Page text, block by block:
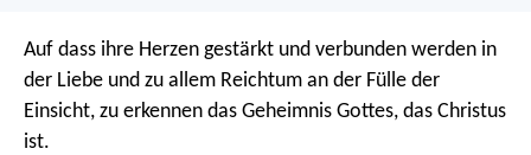
Auf dass ihre Herzen gestärkt und verbunden werden in
der Liebe und zu allem Reichtum an der Fülle der
Einsicht, zu erkennen das Geheimnis Gottes, das Christus
ist.